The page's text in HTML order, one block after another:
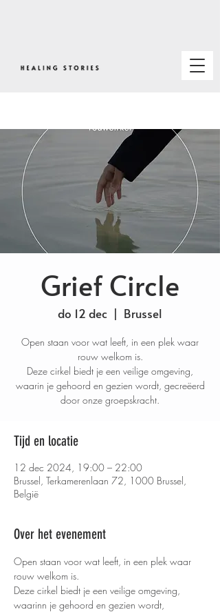
Grief Circle
do 12 dec
  |
Brussel
Open staan voor wat leeft, in een plek waar
rouw welkom is.
Deze cirkel biedt je een veilige omgeving,
waarin je gehoord en gezien wordt, gecreëerd
door onze groepskracht.
Tijd en locatie
12 dec 2024, 19:00 – 22:00
Brussel, Terkamerenlaan 72, 1000 Brussel,
België
Over het evenement
Open staan voor wat leeft, in een plek waar
rouw welkom is.
Deze cirkel biedt je een veilige omgeving,
waarinn je gehoord en gezien wordt,